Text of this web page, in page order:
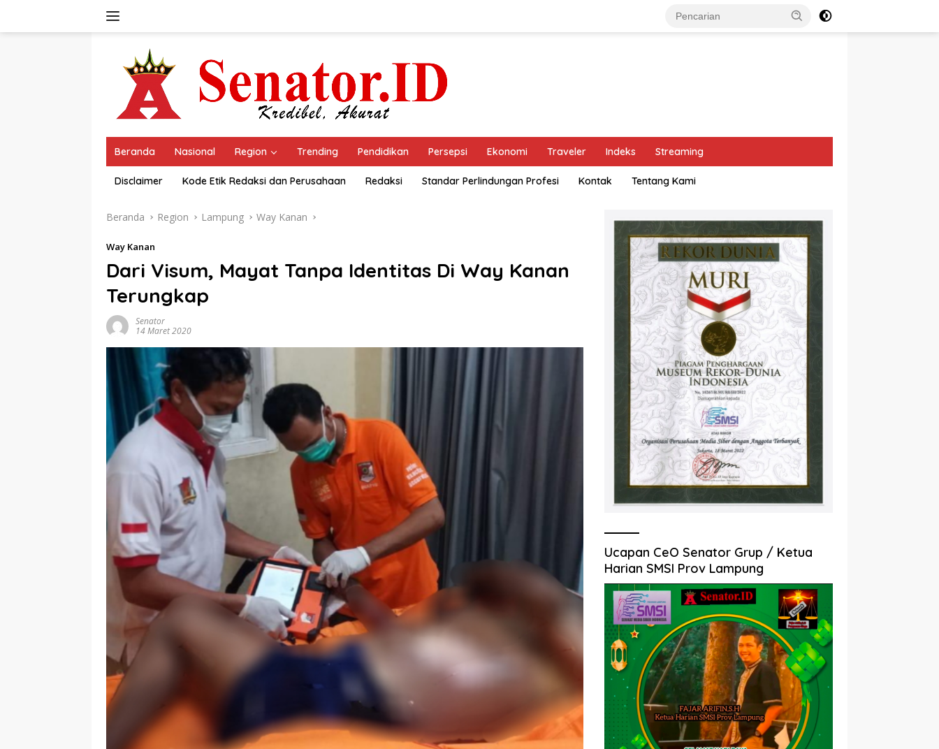
Beranda Nasional Region Trending Pendidikan Persepsi Ekonomi Traveler Indeks Streaming
Disclaimer Kode Etik Redaksi dan Perusahaan Redaksi Standar Perlindungan Profesi Kontak Tentang Kami
Beranda Region Lampung Way Kanan
Way Kanan
Dari Visum, Mayat Tanpa Identitas Di Way Kanan
Terungkap
Senator
14 Maret 2020
Ucapan CeO Senator Grup / Ketua
Harian SMSI Prov Lampung